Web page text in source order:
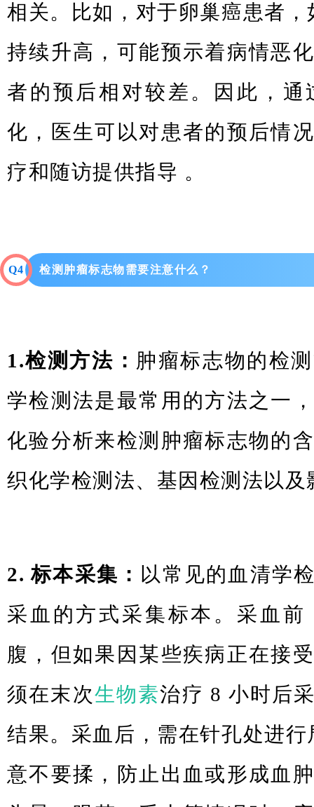
相关。比如，对于卵巢癌患者
持续升高，可能预示着病情恶
者的预后相对较差。因此，
化，医生可以对患者的预后情
疗和随访提供指导 。
Q4 检测肿瘤标志物需要注意什么？
1.检测方法： 肿瘤标志物的检
学检测法是最常用的方法之一
化验分析来检测肿瘤标志物的
织化学检测法、基因检测法以
2. 标本采集： 以常见的血清学
采血的方式采集标本。采血
腹，但如果因某些疾病正在接
须在末次生物素治疗 8 小时后
结果。采血后，需在针孔处进
意不要揉，防止出血或形成血